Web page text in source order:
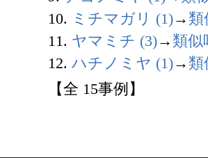
10. ミチマガリ (1)→ 類
11. ヤマミチ (3)→ 類似
12. ハチノミヤ (1)→ 類
【全 15事例】